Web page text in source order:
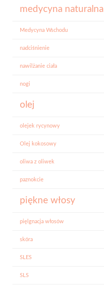
medycyna naturalna
Medycyna Wschodu
nadciśnienie
nawilżanie ciała
nogi
olej
olejek rycynowy
Olej kokosowy
oliwa z oliwek
paznokcie
piękne włosy
pięlgnacja włosów
skóra
SLES
SLS